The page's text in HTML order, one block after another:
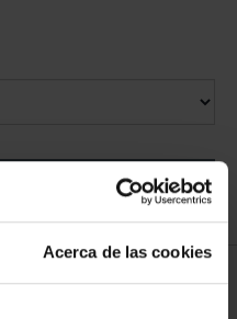
Acerca de las cookies